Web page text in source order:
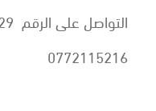
التواصل على الرقم 0772401429
0772115216